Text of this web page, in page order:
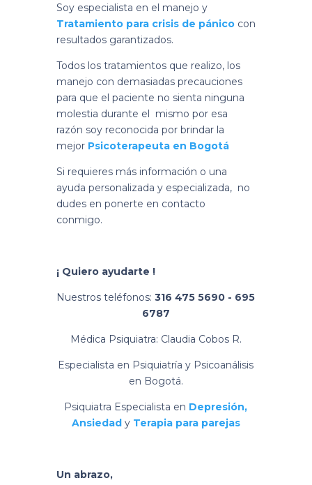
Soy especialista en el manejo y
Tratamiento para crisis de pánicocon
resultados garantizados.
Todos los tratamientos que realizo, los
manejo con demasiadas precauciones
para que el paciente no sienta ninguna
molestia durante el mismo por esa
razón soy reconocida por brindar la
mejor Psicoterapeuta en Bogotá
Si requieres más información o una
ayuda personalizada y especializada, no
dudes en ponerte en contacto
conmigo.
¡ Quiero ayudarte !
Nuestros teléfonos:316 475 5690 - 695
6787
Médica Psiquiatra: Claudia Cobos R.
Especialista en Psiquiatría y Psicoanálisis
en Bogotá.
Psiquiatra Especialista en Depresión,
Ansiedad y Terapia para parejas
Un abrazo,